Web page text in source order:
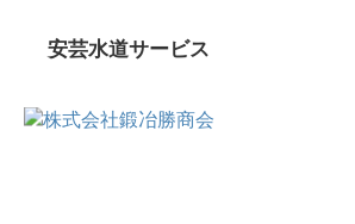
安芸水道サービス